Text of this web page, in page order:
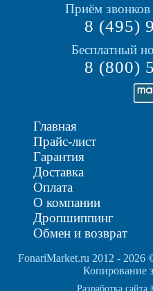
Приём
8 (495)
Бесплатный
8 (800)
Главная
Прайс-лист
Гарантия
Доставка
Оплата
О компании
Дропшиппинг
Обмен и возврат
FonariMarket.ru 2012 -
Копирование
Разработка сайта